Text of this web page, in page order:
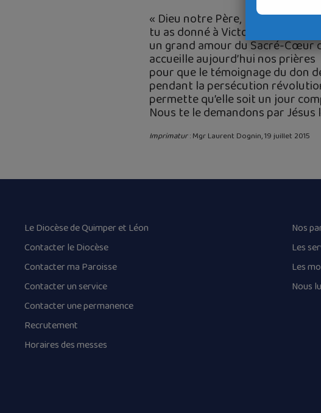
« Dieu notre Père,
tu as donné à Victoire Conen de
un grand amour du Sacré-Cœur
accueille aujourd’hui nos prières
pour que le témoignage du don
pendant la persécution
permette qu’elle soit un jour
Nous te le demandons par
Imprimatur: Mgr Laurent Dognin, 19 juillet 2015
Le Diocèse de Quimper et Léon
Contacter le Diocèse
Contacter ma Paroisse
Contacter un service
Contacter une permanence
Recrutement
Horaires des messes
Nos
Les
Les
Nous